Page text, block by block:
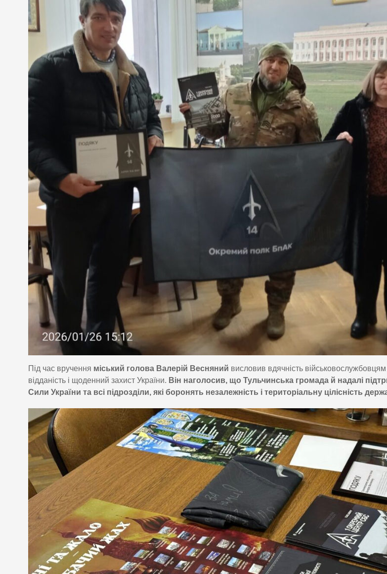
Під час вручення міський голова Валерій Весняний висловив вдячність військовослужбовцям
відданість і щоденний захист України. Він наголосив, що Тульчинська громада й надалі
Сили України та всі підрозділи, які боронять незалежність і територіальну цілісність